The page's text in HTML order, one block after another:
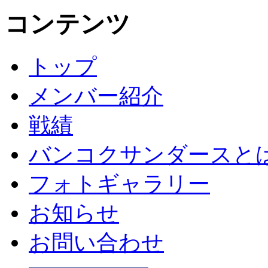
コンテンツ
トップ
メンバー紹介
戦績
バンコクサンダースと
フォトギャラリー
お知らせ
お問い合わせ